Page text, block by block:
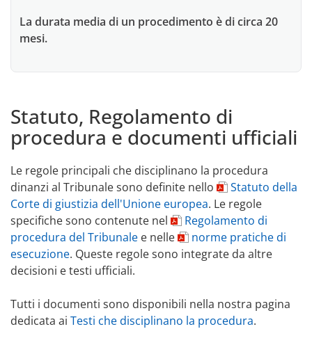
La durata media di un procedimento è di circa 20
mesi.
Statuto, Regolamento di
procedura e documenti ufficiali
Le regole principali che disciplinano la procedura
dinanzi al Tribunale sono definite nello
Statuto della
Corte di giustizia dell'Unione europea. Le regole
specifiche sono contenute nel
Regolamento di
procedura del Tribunale e nelle
norme pratiche di
esecuzione. Queste regole sono integrate da altre
decisioni e testi ufficiali.
Tutti i documenti sono disponibili nella nostra pagina
dedicata ai Testi che disciplinano la procedura.